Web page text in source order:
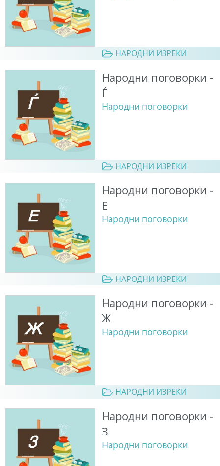
НАРОДНИ ИЗРЕКИ
Народни поговорки -
Ѓ
Народни поговорки
НАРОДНИ ИЗРЕКИ
Народни поговорки -
Е
Народни поговорки
НАРОДНИ ИЗРЕКИ
Народни поговорки -
Ж
Народни поговорки
НАРОДНИ ИЗРЕКИ
Народни поговорки -
З
Народни поговорки